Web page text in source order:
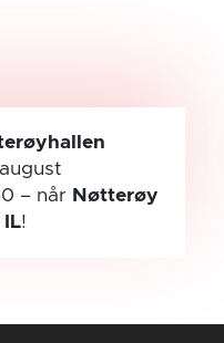
– når Nøtterøy
IL!